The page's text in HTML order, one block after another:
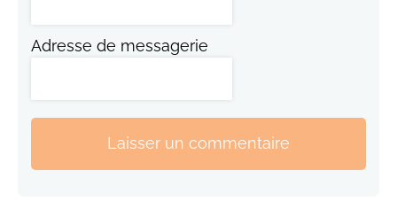
Adresse de messagerie
Laisser un commentaire